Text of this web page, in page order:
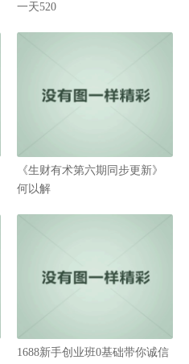
一天520
《生财有术第六期同步更新》
何以解
1688新手创业班0基础带你诚信